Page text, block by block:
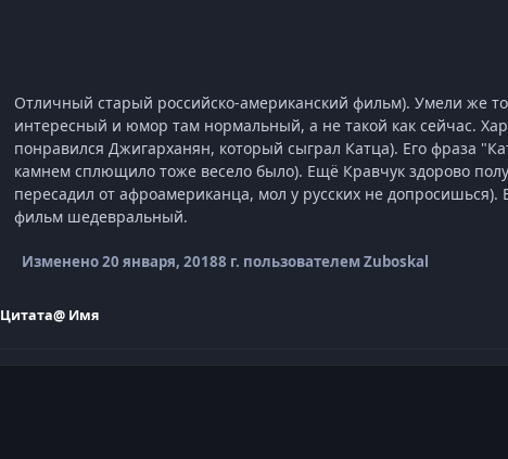
Отличный старый российско-американский фильм). Умели же
интересный и юмор там нормальный, а не такой как сейчас.
понравился Джигарханян, который сыграл Катца). Его фраза
камнем сплющило тоже весело было). Ещё Кравчук здорово
пересадил от афроамериканца, мол у русских не
фильм шедевральный.
Изменено20 января, 20188 г. пользователем Zuboskal
Цитата@ Имя